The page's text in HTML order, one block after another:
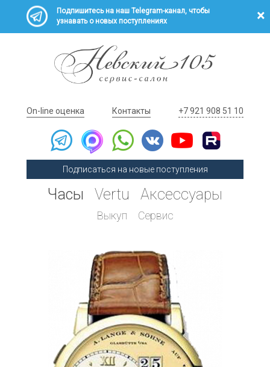
Подпишитесь на наш Telegram-канал, чтобы
узнавать о новых поступлениях
On-line оценка Контакты +7 921 908 51 10
Подписаться на новые поступления
Часы Vertu Аксессуары
Выкуп Сервис